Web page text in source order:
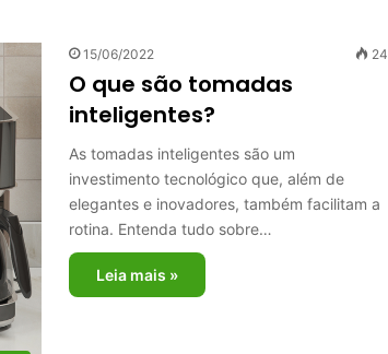
15/06/2022 24
O que são tomadas
inteligentes?
As tomadas inteligentes são um
investimento tecnológico que, além de
elegantes e inovadores, também facilitam a
rotina. Entenda tudo sobre…
Leia mais »